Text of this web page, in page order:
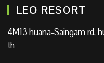
LEO RESORT
4M13 huana-Saingam rd,
th